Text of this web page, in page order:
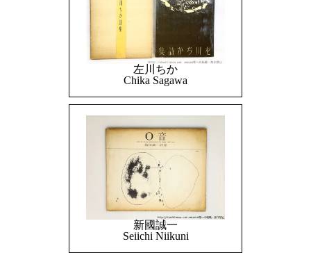
左川ちか
Chika Sagawa
新國誠一
Seiichi Niikuni